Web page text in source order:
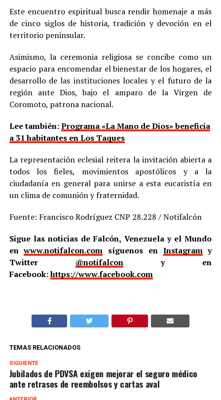
Este encuentro espiritual busca rendir homenaje a más
de cinco siglos de historia, tradición y devoción en el
territorio peninsular.
Asimismo, la ceremonia religiosa se concibe como un
espacio para encomendar el bienestar de los hogares, el
desarrollo de las instituciones locales y el futuro de la
región ante Dios, bajo el amparo de la Virgen de
Coromoto, patrona nacional.
Lee también:Programa «La Mano de Dios» beneficia
a 31 habitantes en Los Taques
La representación eclesial reitera la invitación abierta a
todos los fieles, movimientos apostólicos y a la
ciudadanía en general para unirse a esta eucaristía en
un clima de comunión y fraternidad.
Fuente: Francisco Rodríguez CNP 28.228 / Notifalcón
Sigue las noticias de Falcón, Venezuela y el Mundo
enwww.notifalcon.com síguenos en Instagramy
Twitter @notifalcony en
Facebook:https://www.facebook.com
TEMAS RELACIONADOS
SIGUIENTE
Jubilados de PDVSA exigen mejorar el seguro médico
ante retrasos de reembolsos y cartas aval